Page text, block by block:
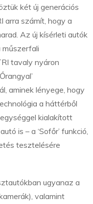
két új generációs
arra számít, hogy a
Az új kísérleti autók
tavaly nyáron
aminek lényege, hogy
a háttérből
kialakított
is – a ‘Sofőr’ funkció,
tesztelésére
ugyanaz a
valamint